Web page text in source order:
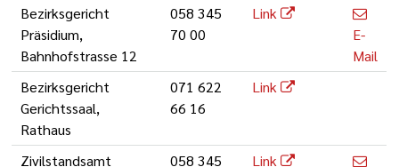
Bezirksgericht
Präsidium,
Bahnhofstrasse 12
058 345
70 00
Link
E-
Mail
Bezirksgericht
Gerichtssaal,
Rathaus
071 622
66 16
Link
Zivilstandsamt
058 345
Link